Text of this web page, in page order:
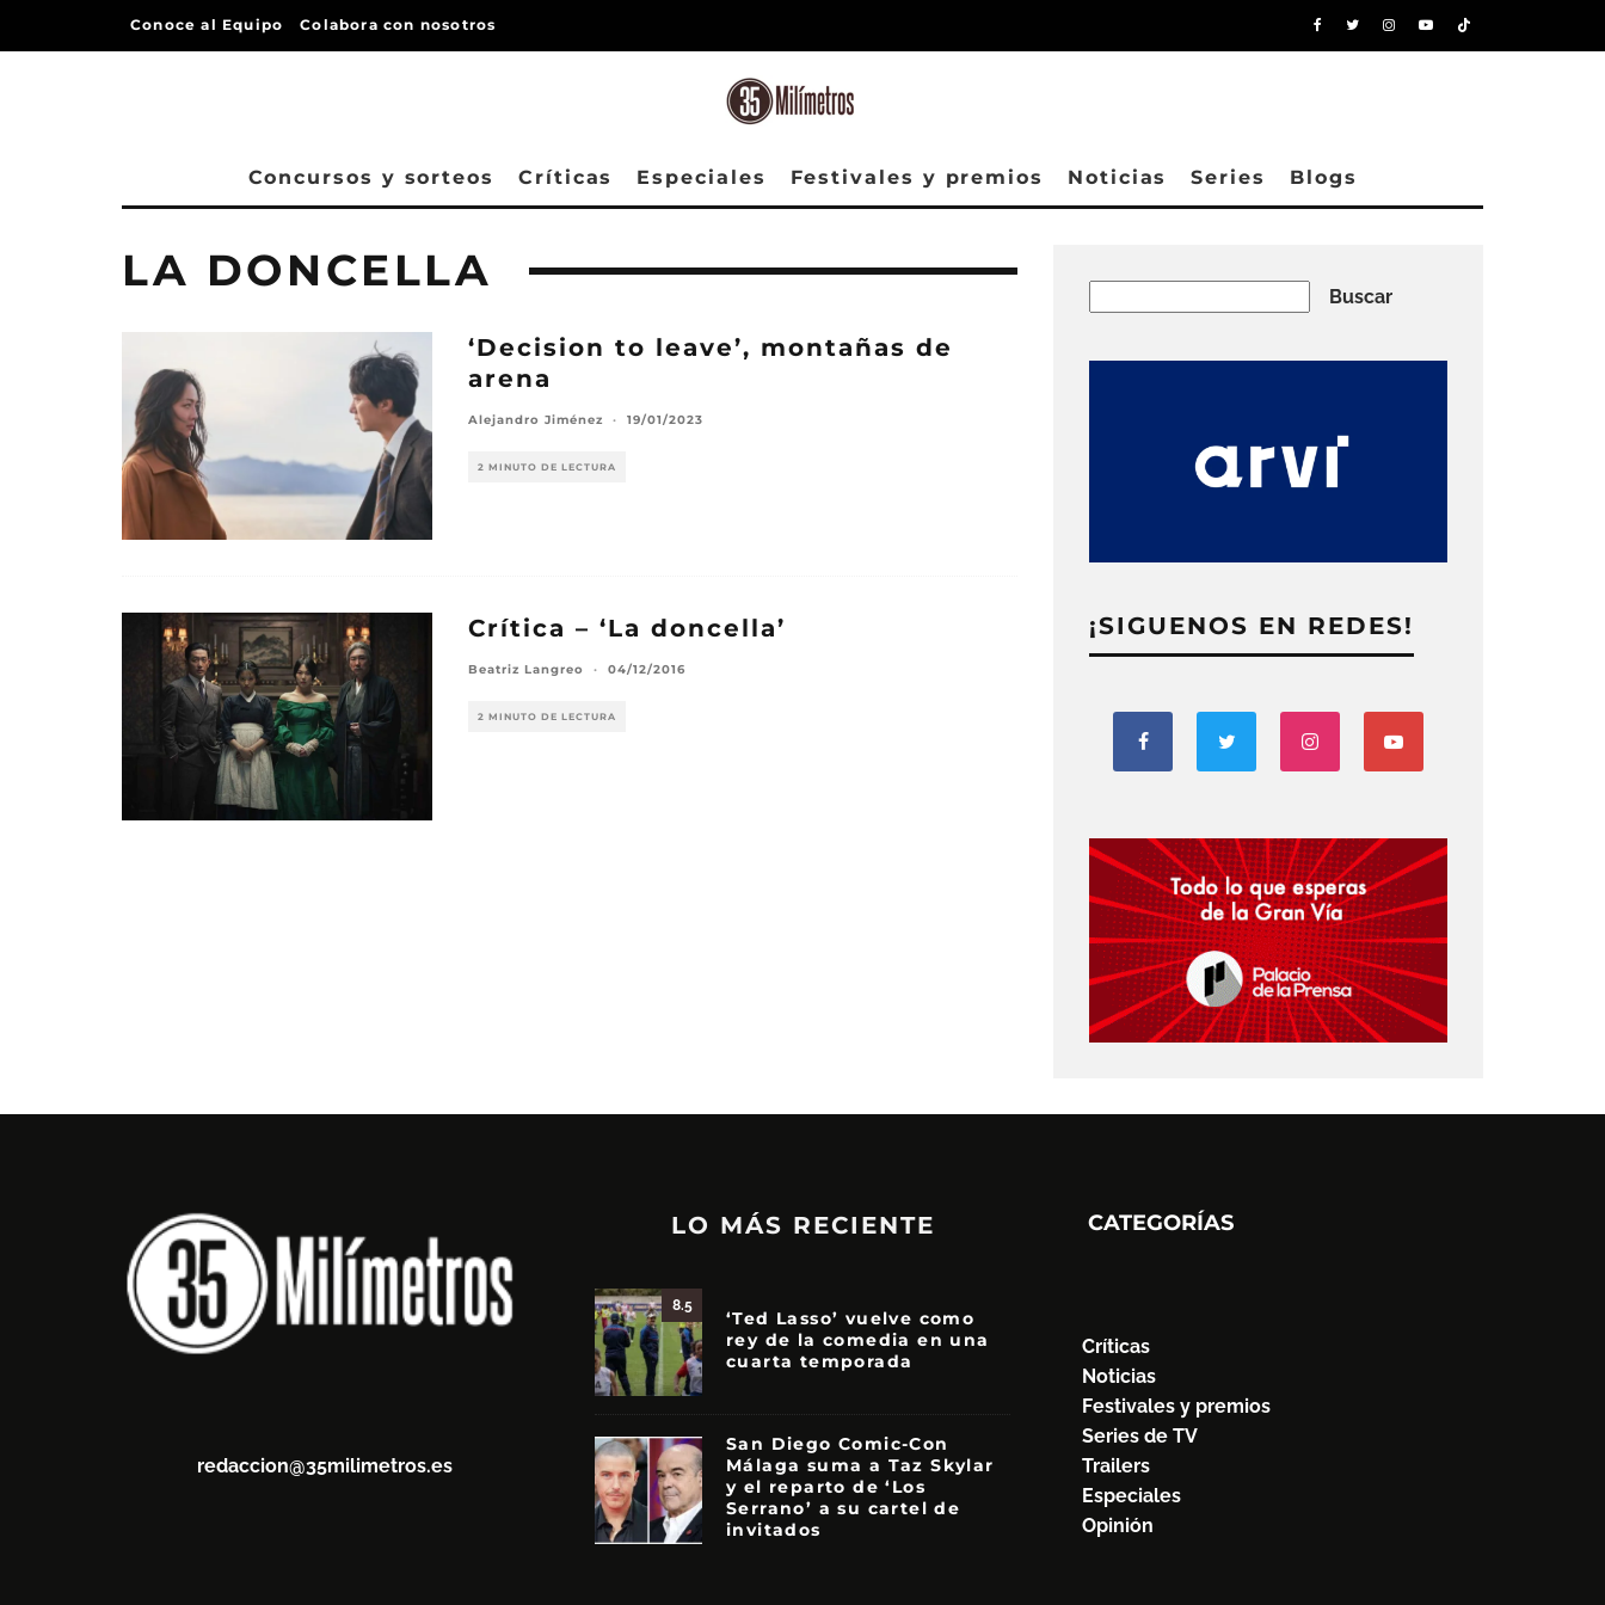
Conoce al Equipo Colabora con nosotros
Concursos y sorteos Críticas Especiales Festivales y premios Noticias Series Blogs
LA DONCELLA
‘Decision to leave’, montañas de
arena
Alejandro Jiménez · 19/01/2023
2 MINUTO DE LECTURA
Crítica – ‘La doncella’
Beatriz Langreo · 04/12/2016
2 MINUTO DE LECTURA
Buscar
¡SIGUENOS EN REDES!
redaccion@35milimetros.es
LO MÁS RECIENTE
8.5
‘Ted Lasso’ vuelve como
rey de la comedia en una
cuarta temporada
San Diego Comic-Con
Málaga suma a Taz Skylar
y el reparto de ‘Los
Serrano’ a su cartel de
invitados
CATEGORÍAS
Críticas
Noticias
Festivales y premios
Series de TV
Trailers
Especiales
Opinión